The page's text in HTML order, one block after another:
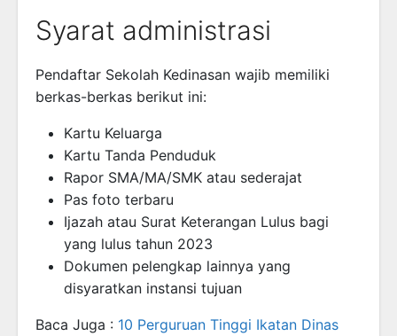
Syarat administrasi
Pendaftar Sekolah Kedinasan wajib memiliki
berkas-berkas berikut ini:
Kartu Keluarga
Kartu Tanda Penduduk
Rapor SMA/MA/SMK atau sederajat
Pas foto terbaru
Ijazah atau Surat Keterangan Lulus bagi
yang lulus tahun 2023
Dokumen pelengkap lainnya yang
disyaratkan instansi tujuan
Baca Juga : 10 Perguruan Tinggi Ikatan Dinas